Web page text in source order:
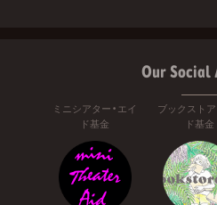
Our Social
ミニシアター・エイ
ド基金
ブックストア
ド基金